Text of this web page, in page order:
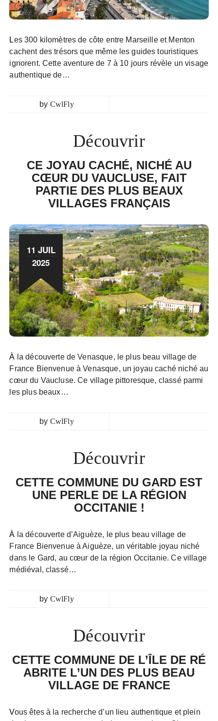
Les 300 kilomètres de côte entre Marseille et Menton
cachent des trésors que même les guides touristiques
ignorent. Cette aventure de 7 à 10 jours révèle un visage
authentique de…
by CwlFly
Découvrir
CE JOYAU CACHÉ, NICHÉ AU
CŒUR DU VAUCLUSE, FAIT
PARTIE DES PLUS BEAUX
VILLAGES FRANÇAIS
11 JUIL
2025
À la découverte de Venasque, le plus beau village de
France Bienvenue à Venasque, un joyau caché niché au
cœur du Vaucluse. Ce village pittoresque, classé parmi
les plus beaux…
by CwlFly
Découvrir
CETTE COMMUNE DU GARD EST
UNE PERLE DE LA RÉGION
OCCITANIE !
À la découverte d’Aiguèze, le plus beau village de
France Bienvenue à Aiguèze, un véritable joyau niché
dans le Gard, au cœur de la région Occitanie. Ce village
médiéval, classé…
by CwlFly
Découvrir
CETTE COMMUNE DE L’ÎLE DE RÉ
ABRITE L’UN DES PLUS BEAU
VILLAGE DE FRANCE
Vous êtes à la recherche d’un lieu authentique et plein